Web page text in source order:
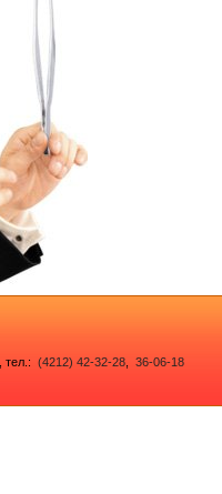
, тел.: (4212) 42-32-28 36-06-18